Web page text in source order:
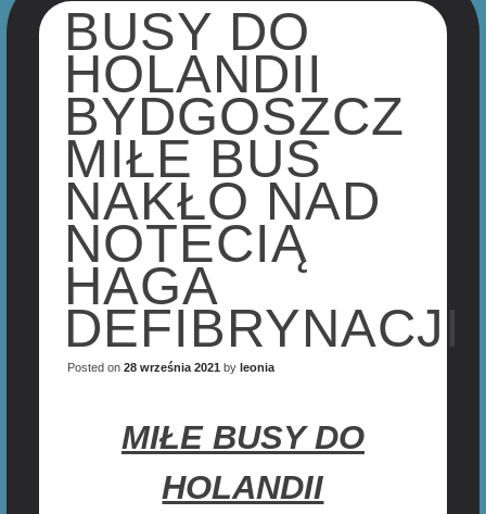
BUSY DO
HOLANDII
BYDGOSZCZ
MIŁE BUS
NAKŁO NAD
NOTECIĄ
HAGA
DEFIBRYNACJI
Posted on 28 września 2021by leonia
MIŁE BUSY DO
HOLANDII